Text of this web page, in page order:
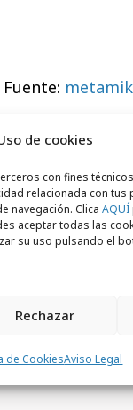
de cookies
con fines
relacionada con tus
navegación. Clica AQUÍ
aceptar todas las
su uso pulsando el
Rechazar
de CookiesAviso Legal
Fuente: